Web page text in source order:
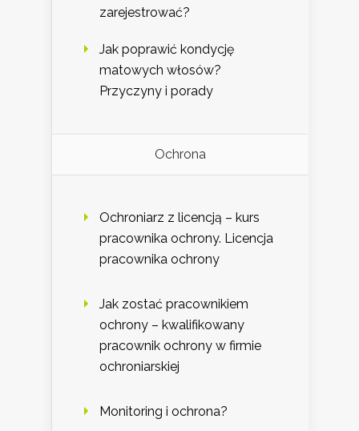
zarejestrować?
Jak poprawić kondycję
matowych włosów?
Przyczyny i porady
Ochrona
Ochroniarz z licencją – kurs
pracownika ochrony. Licencja
pracownika ochrony
Jak zostać pracownikiem
ochrony – kwalifikowany
pracownik ochrony w firmie
ochroniarskiej
Monitoring i ochrona?